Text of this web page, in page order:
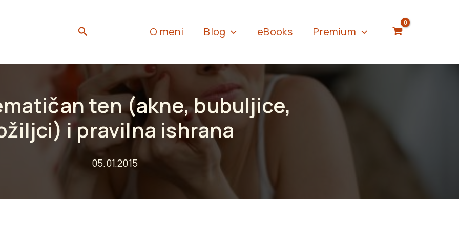
Search O meni Blog eBooks Premium
ten (akne, bubuljice,
i pravilna ishrana
05.01.2015